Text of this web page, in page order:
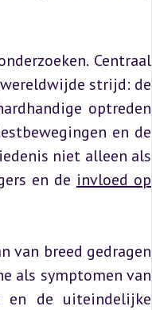
Centraal
strijd: de
optreden
en de
niet alleen als
en de invloed op
van breed gedragen
als symptomen van
en de uiteindelijke